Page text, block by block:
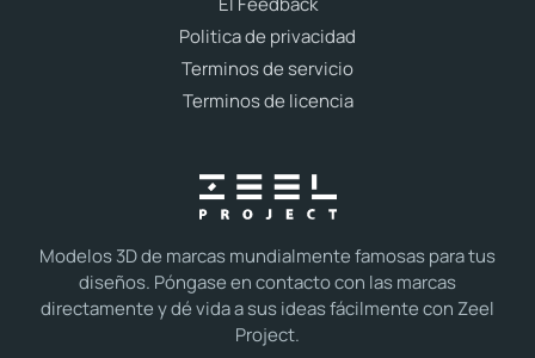
Modelos 3D de marcas mundialmente famosas para tus
diseños. Póngase en contacto con las marcas
directamente y dé vida a sus ideas fácilmente con Zeel
Project.
Politica de privacidad
Terminos de servicio
Terminos de licencia